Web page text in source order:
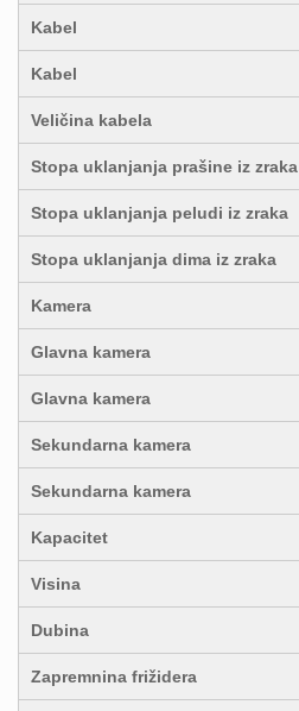
Kabel
Kabel
Veličina kabela
Stopa uklanjanja prašine iz zraka
Stopa uklanjanja peludi iz zraka
Stopa uklanjanja dima iz zraka
Kamera
Glavna kamera
Glavna kamera
Sekundarna kamera
Sekundarna kamera
Kapacitet
Visina
Dubina
Zapremnina frižidera